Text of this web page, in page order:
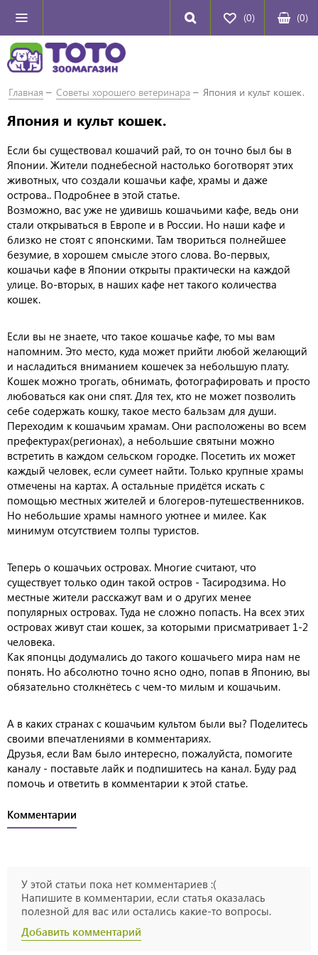
(0) (0)
Главная Советы хорошего ветеринара Япония и культ кошек.
Япония и культ кошек.
Если бы существовал кошачий рай, то он точно был бы в
Японии. Жители поднебесной настолько боготворят этих
животных, что создали кошачьи кафе, храмы и даже
острова.. Подробнее в этой статье.
Возможно, вас уже не удивишь кошачьими кафе, ведь они
стали открываться в Европе и в России. Но наши кафе и
близко не стоят с японскими. Там твориться полнейшее
безумие, в хорошем смысле этого слова. Во-первых,
кошачьи кафе в Японии открыты практически на каждой
улице. Во-вторых, в наших кафе нет такого количества
кошек.
Если вы не знаете, что такое кошачье кафе, то мы вам
напомним. Это место, куда может прийти любой желающий
и насладиться вниманием кошечек за небольшую плату.
Кошек можно трогать, обнимать, фотографировать и просто
любоваться как они спят. Для тех, кто не может позволить
себе содержать кошку, такое место бальзам для души.
Переходим к кошачьим храмам. Они расположены во всем
префектурах(регионах), а небольшие святыни можно
встретить в каждом сельском городке. Посетить их может
каждый человек, если сумеет найти. Только крупные храмы
отмечены на картах. А остальные придётся искать с
помощью местных жителей и блогеров-путешественников.
Но небольшие храмы намного уютнее и милее. Как
минимум отсутствием толпы туристов.
Теперь о кошачьих островах. Многие считают, что
существует только один такой остров - Тасиродзима. Но
местные жители расскажут вам и о других менее
популярных островах. Туда не сложно попасть. На всех этих
островах живут стаи кошек, за которыми присматривает 1-2
человека.
Как японцы додумались до такого кошачьего мира нам не
понять. Но абсолютно точно ясно одно, попав в Японию, вы
обязательно столкнётесь с чем-то милым и кошачьим.
А в каких странах с кошачьим культом были вы? Поделитесь
своими впечатлениями в комментариях.
Друзья, если Вам было интересно, пожалуйста, помогите
каналу - поставьте лайк и подпишитесь на канал. Буду рад
помочь и ответить в комментарии к этой статье.
Комментарии
У этой статьи пока нет комментариев :(
Напишите в комментарии, если статья оказалась
полезной для вас или остались какие-то вопросы.
Добавить комментарий